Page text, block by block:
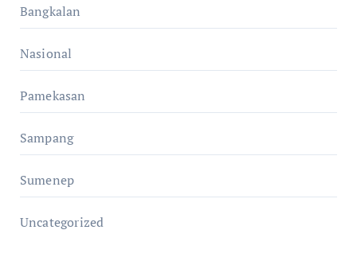
Bangkalan
Nasional
Pamekasan
Sampang
Sumenep
Uncategorized